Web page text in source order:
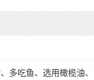
多吃鱼、选用橄榄油